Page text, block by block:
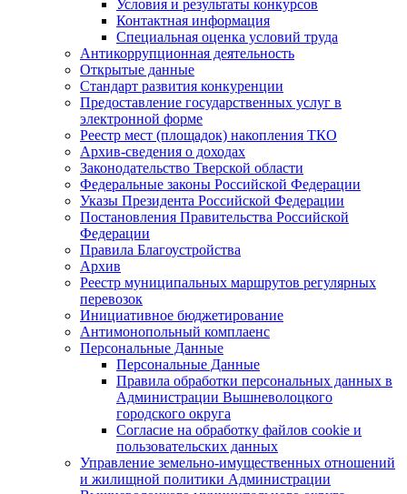
Условия и результаты конкурсов
Контактная информация
Специальная оценка условий труда
Антикоррупционная деятельность
Открытые данные
Стандарт развития конкуренции
Предоставление государственных услуг в
электронной форме
Реестр мест (площадок) накопления ТКО
Архив-сведения о доходах
Законодательство Тверской области
Федеральные законы Российской Федерации
Указы Президента Российской Федерации
Постановления Правительства Российской
Федерации
Правила Благоустройства
Архив
Реестр муниципальных маршрутов регулярных
перевозок
Инициативное бюджетирование
Антимонопольный комплаенс
Персональные Данные
Персональные Данные
Правила обработки персональных данных в
Администрации Вышневолоцкого
городского округа
Согласие на обработку файлов cookie и
пользовательских данных
Управление земельно-имущественных отношений
и жилищной политики Администрации